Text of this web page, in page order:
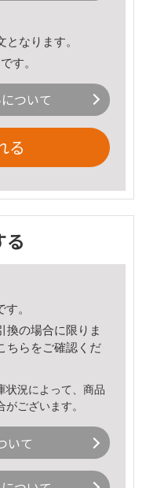
なります。
す。
ついて
る
る
。
換の場合に限りま
ちら をご確認くだ
状況によって、商品
ございます。
いて